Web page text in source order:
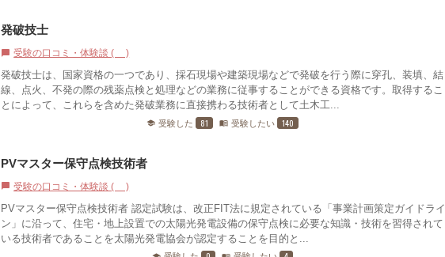
発破技士
chat_bubble 受験の口コミ・体験談 (0)
発破技士は、国家資格の一つであり、採石現場や建築現場などで発破を行う際に穿孔、装填、結
線、点火、不発の際の残薬点検と処理などの業務に従事することができる資格です。取得するこ
とによって、これらを含めた発破業務に直接携わる技術者として土木工...
school 受験した 81 menu_book 受験したい 140
PVマスター保守点検技術者
chat_bubble 受験の口コミ・体験談 (0)
PVマスター保守点検技術者 認定試験は、改正FIT法に規定されている「事業計画策定ガイドライ
ン」に沿って、住宅・地上設置での太陽光発電設備の保守点検に必要な知識・技術を習得されて
いる技術者であることを太陽光発電協会が認定することを目的と...